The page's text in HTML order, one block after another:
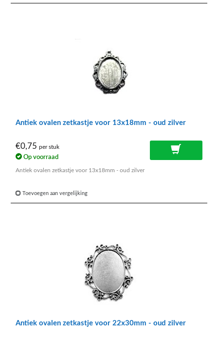
Antiek ovalen zetkastje voor 13x18mm - oud zilver
€0,75 per stuk
Op voorraad
Antiek ovalen zetkastje voor 13x18mm - oud zilver
Toevoegen aan vergelijking
Antiek ovalen zetkastje voor 22x30mm - oud zilver